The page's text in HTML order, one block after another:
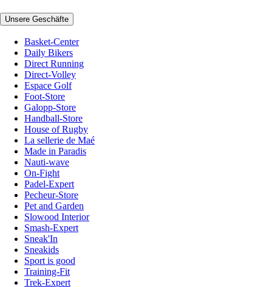
Unsere Geschäfte
Basket-Center
Daily Bikers
Direct Running
Direct-Volley
Espace Golf
Foot-Store
Galopp-Store
Handball-Store
House of Rugby
La sellerie de Maé
Made in Paradis
Nauti-wave
On-Fight
Padel-Expert
Pecheur-Store
Pet and Garden
Slowood Interior
Smash-Expert
Sneak'In
Sneakids
Sport is good
Training-Fit
Trek-Expert